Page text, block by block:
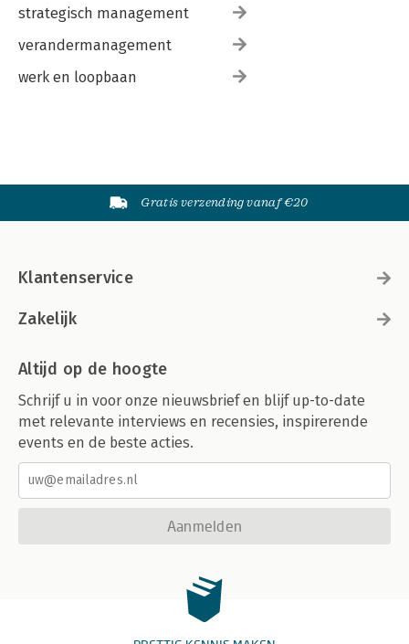
strategisch management
verandermanagement
werk en loopbaan
Gratis verzending vanaf €20
Klantenservice
Zakelijk
Altijd op de hoogte
Schrijf u in voor onze nieuwsbrief en blijf up-to-date
met relevante interviews en recensies, inspirerende
events en de beste acties.
Aanmelden